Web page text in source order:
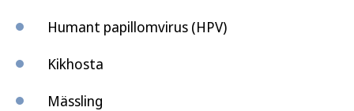
Humant papillomvirus (HPV)
Kikhosta
Mässling